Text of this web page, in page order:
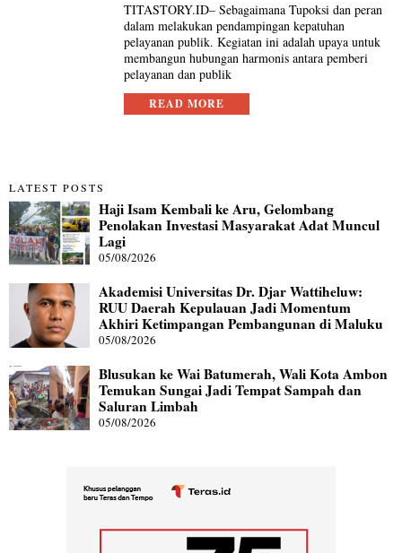
TITASTORY.ID– Sebagaimana Tupoksi dan peran
dalam melakukan pendampingan kepatuhan
pelayanan publik. Kegiatan ini adalah upaya untuk
membangun hubungan harmonis antara pemberi
pelayanan dan publik
READ MORE
LATEST POSTS
Haji Isam Kembali ke Aru, Gelombang
Penolakan Investasi Masyarakat Adat Muncul
Lagi
05/08/2026
Akademisi Universitas Dr. Djar Wattiheluw:
RUU Daerah Kepulauan Jadi Momentum
Akhiri Ketimpangan Pembangunan di Maluku
05/08/2026
Blusukan ke Wai Batumerah, Wali Kota Ambon
Temukan Sungai Jadi Tempat Sampah dan
Saluran Limbah
05/08/2026